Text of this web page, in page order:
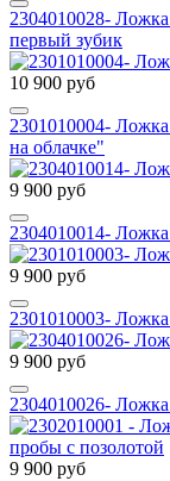
2304010028-
первый зубик
10 900 руб
2301010004-
на облачке"
9 900 руб
2304010014- Ложка
9 900 руб
2301010003- Ложка
9 900 руб
2304010026-
9 900 руб